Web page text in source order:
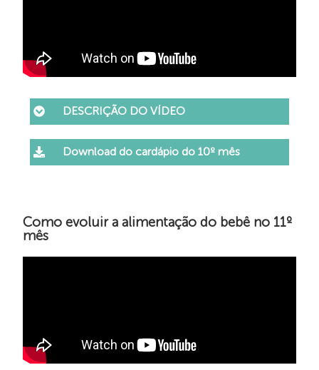
DESCRIÇÃO DO VÍDEO
Download do cardápio do 10º mês
Como evoluir a alimentação do bebê no 11º
mês